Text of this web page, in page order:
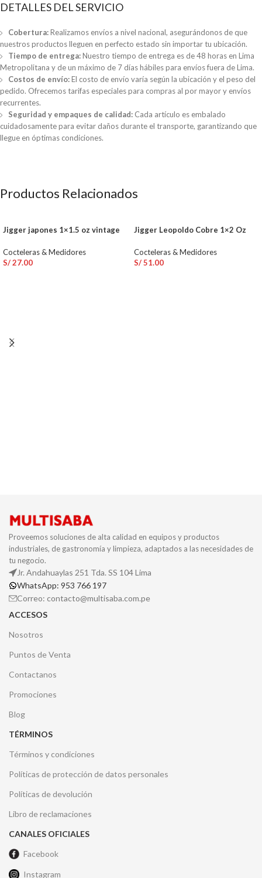
DETALLES DEL SERVICIO
Cobertura:Realizamos envíos a nivel nacional, asegurándonos de que
nuestros productos lleguen en perfecto estado sin importar tu ubicación.
Tiempo de entrega:Nuestro tiempo de entrega es de 48 horas en Lima
Metropolitana y de un máximo de 7 días hábiles para envíos fuera de Lima.
Costos de envío:El costo de envío varía según la ubicación y el peso del
pedido. Ofrecemos tarifas especiales para compras al por mayor y envíos
recurrentes.
Seguridad y empaques de calidad: Cada artículo es embalado
cuidadosamente para evitar daños durante el transporte, garantizando que
llegue en óptimas condiciones.
Productos Relacionados
Jigger japones 1×1.5 oz vintage
Cocteleras & Medidores
S/27.00
Jigger Leopoldo Cobre 1×2 Oz
Cocteleras & Medidores
S/51.00
Proveemos soluciones de alta calidad en equipos y productos
industriales, de gastronomía y limpieza, adaptados a las necesidades de
tu negocio.
Jr. Andahuaylas 251 Tda. SS 104 Lima
WhatsApp: 953 766 197
Correo: contacto@multisaba.com.pe
ACCESOS
Nosotros
Puntos de Venta
Contactanos
Promociones
Blog
TÉRMINOS
Términos y condiciones
Políticas de protección de datos personales
Políticas de devolución
Libro de reclamaciones
CANALES OFICIALES
Facebook
Instagram